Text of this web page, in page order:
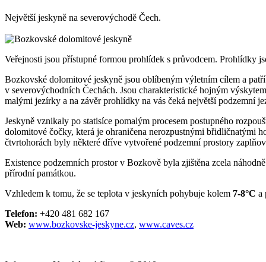
Největší jeskyně na severovýchodě Čech.
Veřejnosti jsou přístupné formou prohlídek s průvodcem. Prohlídky
Bozkovské dolomitové jeskyně jsou oblíbeným výletním cílem a
v severovýchodních Čechách. Jsou charakteristické hojným
malými jezírky a na závěr prohlídky na vás čeká největší podzemní
Jeskyně vznikaly po statisíce pomalým procesem postupného
dolomitové čočky, která je ohraničena nerozpustnými břidličnatými
čtvrtohorách byly některé dříve vytvořené podzemní prostory
Existence podzemních prostor v Bozkově byla zjištěna zcela
přírodní památkou.
Vzhledem k tomu, že se teplota v jeskyních pohybuje kolem 7-8°C a
Telefon: +420 481 682 167
Web: www.bozkovske-jeskyne.cz, www.caves.cz